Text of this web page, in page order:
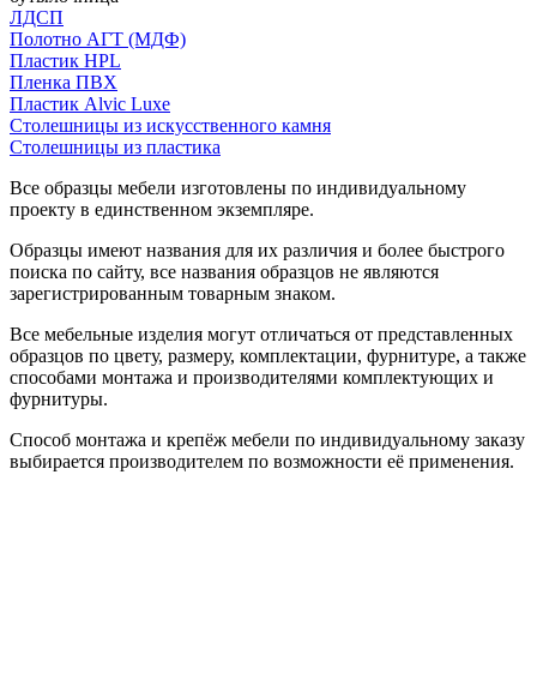
ЛДСП
Полотно АГТ (МДФ)
Пластик HPL
Пленка ПВХ
Пластик Alvic Luxe
Столешницы из искусственного камня
Столешницы из пластика
Все образцы мебели изготовлены по индивидуальному
проекту в единственном экземпляре.
Образцы имеют названия для их различия и более быстрого
поиска по сайту, все названия образцов не являются
зарегистрированным товарным знаком.
Все мебельные изделия могут отличаться от представленных
образцов по цвету, размеру, комплектации, фурнитуре, а также
способами монтажа и производителями комплектующих и
фурнитуры.
Способ монтажа и крепёж мебели по индивидуальному заказу
выбирается производителем по возможности её применения.